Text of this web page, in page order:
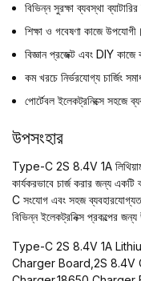
বিভিন্ন সুরক্ষা ব্যবস্থা
শিক্ষা ও গবেষণা কাজে উপযোগী।
বিজ্ঞান প্রজেক্ট এবং DIY কাজে
কম খরচে নির্ভরযোগ্য চার্জিং
পোর্টেবল ইলেকট্রনিক্সে সহজে
উপসংহার
Type-C 2S 8.4V 1A লিথিয়াম
কার্যকরভাবে চার্জ করার জন্য
C সংযোগ এবং সহজ ব্যবহারযোগ্যতা
বিভিন্ন ইলেকট্রনিক্স প্রকল্পের
Type-C 2S 8.4V 1A
Charger Board,2S 8.4V